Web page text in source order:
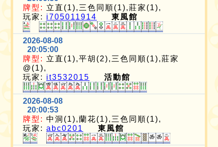
牌型: 立直(1),三色同順(1),莊家(1),
玩家: i705011914 東風館
2026-08-08
20:05:00
牌型: 立直(1),平胡(2),三色同順(1),莊家
@(1),
玩家: it3532015 活動館
2026-08-08
20:00:53
牌型: 中洞(1),蘭花(1),三色同順(1),
玩家:abc0201 東風館